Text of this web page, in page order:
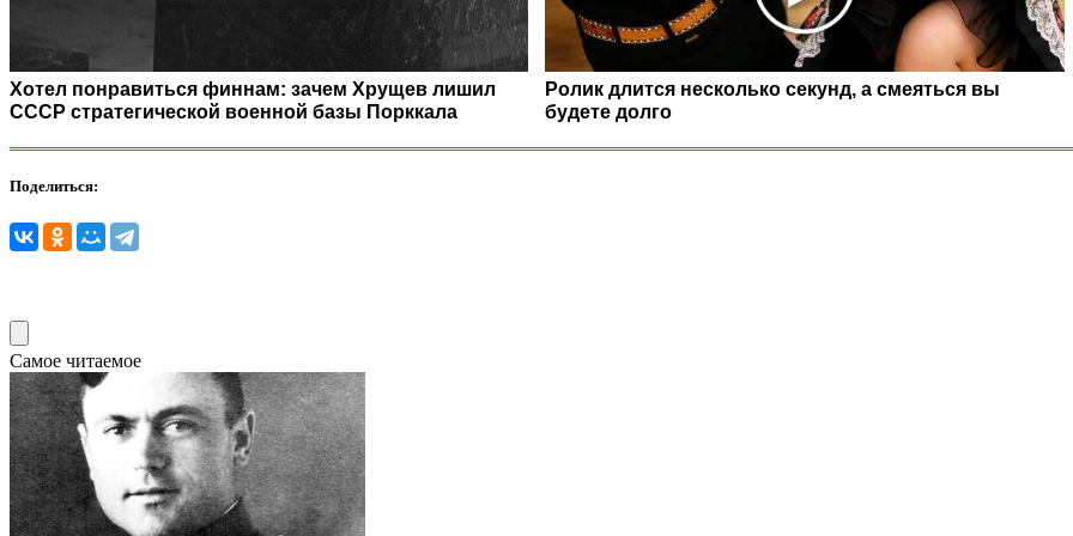
Хотел понравиться финнам: зачем Хрущев лишил
СССР стратегической военной базы Порккала
Ролик длится несколько секунд, а смеяться вы
будете долго
Поделиться:
Самое читаемое